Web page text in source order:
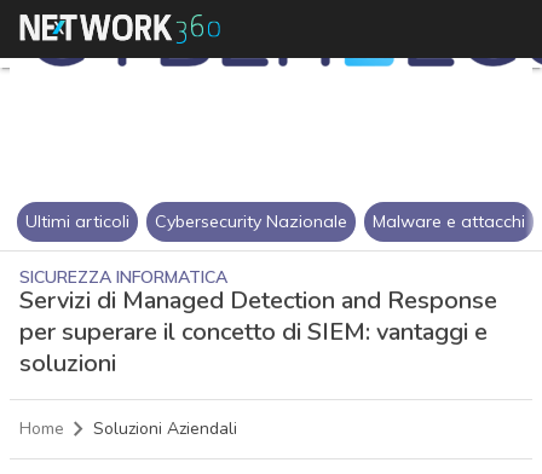
Ultimi articoli Cybersecurity Nazionale Malware e attacchi
SICUREZZA INFORMATICA
Servizi di Managed Detection and Response
per superare il concetto di SIEM: vantaggi e
soluzioni
Home Soluzioni Aziendali